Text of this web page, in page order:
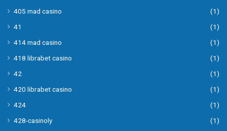
405 mad casino
(1)
41
(1)
414 mad casino
(1)
418 librabet casino
(1)
42
(1)
420 librabet casino
(1)
424
(1)
428-casinoly
(1)